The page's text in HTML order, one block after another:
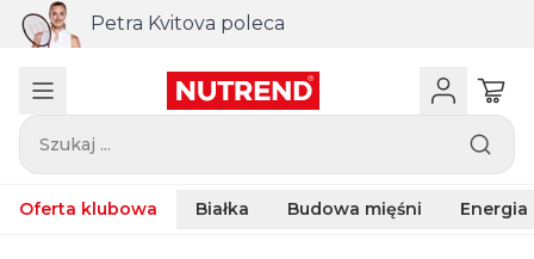
Petra Kvitova poleca
Szukaj ...
Oferta klubowa Białka Budowa mięśni Energia